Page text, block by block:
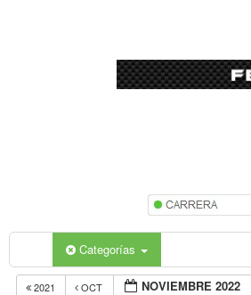
Categorías
2021 OCT NOVIEMBRE 2022